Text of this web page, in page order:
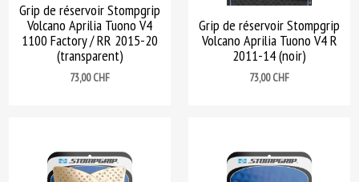
Grip de réservoir Stompgrip
Volcano Aprilia Tuono V4
1100 Factory / RR 2015-20
(transparent)
Prix
73,00 CHF
Grip de réservoir Stompgrip
Volcano Aprilia Tuono V4 R
2011-14 (noir)
Prix
73,00 CHF